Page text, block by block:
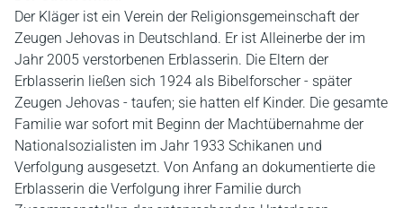
Der Kläger ist ein Verein der Religionsgemeinschaft der
Zeugen Jehovas in Deutschland. Er ist Alleinerbe der im
Jahr 2005 verstorbenen Erblasserin. Die Eltern der
Erblasserin ließen sich 1924 als Bibelforscher - später
Zeugen Jehovas - taufen; sie hatten elf Kinder. Die gesamte
Familie war sofort mit Beginn der Machtübernahme der
Nationalsozialisten im Jahr 1933 Schikanen und
Verfolgung ausgesetzt. Von Anfang an dokumentierte die
Erblasserin die Verfolgung ihrer Familie durch